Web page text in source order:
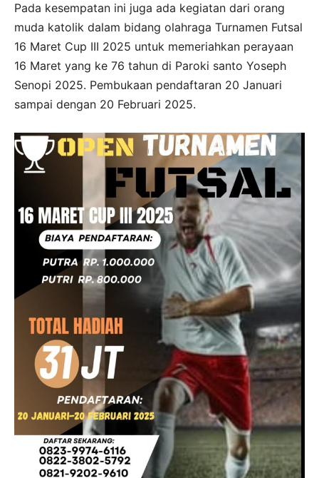
Pada kesempatan ini juga ada kegiatan dari orang
muda katolik dalam bidang olahraga Turnamen Futsal
16 Maret Cup III 2025 untuk memeriahkan perayaan
16 Maret yang ke 76 tahun di Paroki santo Yoseph
Senopi 2025. Pembukaan pendaftaran 20 Januari
sampai dengan 20 Februari 2025.